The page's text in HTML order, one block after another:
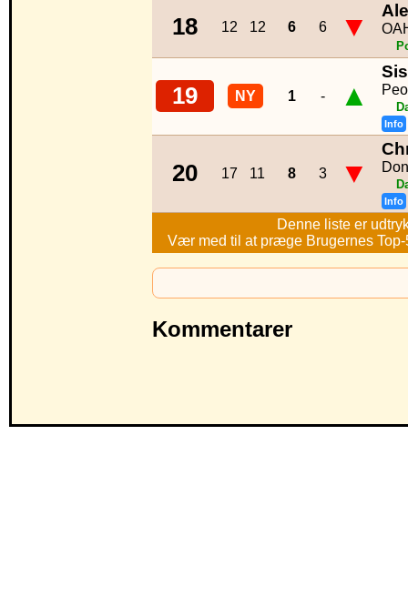
18 12 12 6 6 ▼
19 NY 1 - ▲
Info
20 17 11 8 3 ▼
Info
Denne liste er
Vær med til at præge Brugernes
Kommentarer